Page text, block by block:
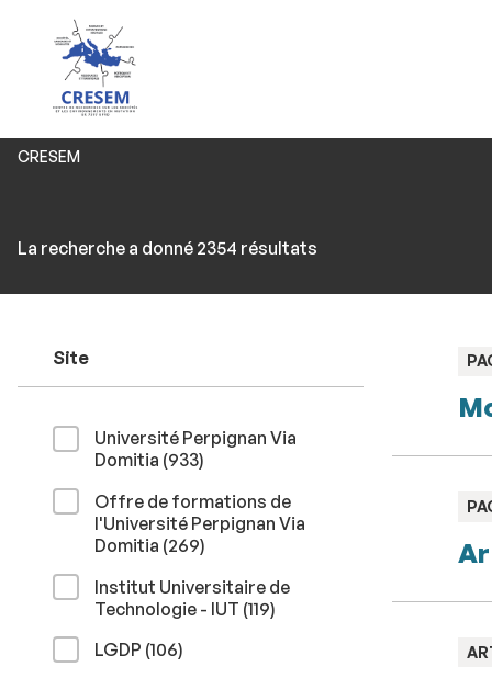
Vous
CRESEM
par
clés
La recherche a donné 2354 résultats
résultats
Site
Université Perpignan Via
Domitia (933résultats
)
Offre de formations de
l'Université Perpignan Via
Domitia (269résultats
)
Institut Universitaire de
Technologie - IUT (119résultats
)
LGDP (106résultats
)